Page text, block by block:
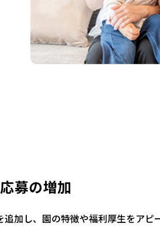
募の増加
追加し、園の特徴や福利厚生をアピ